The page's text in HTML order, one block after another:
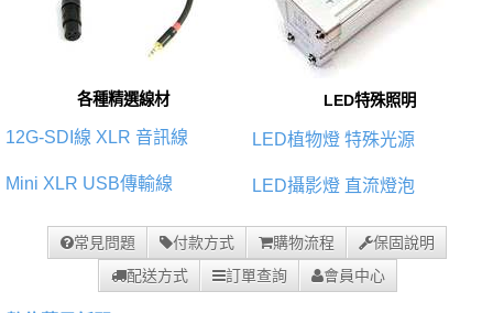
各種精選線材
12G-SDI線 XLR 音訊線
Mini XLR USB傳輸線
LED特殊照明
LED植物燈 特殊光源
LED攝影燈 直流燈泡
常見問題 付款方式 購物流程
保固說明
配送方式
訂單查詢 會員中心